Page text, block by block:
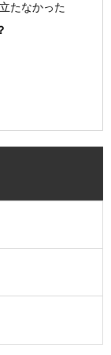
たなかった